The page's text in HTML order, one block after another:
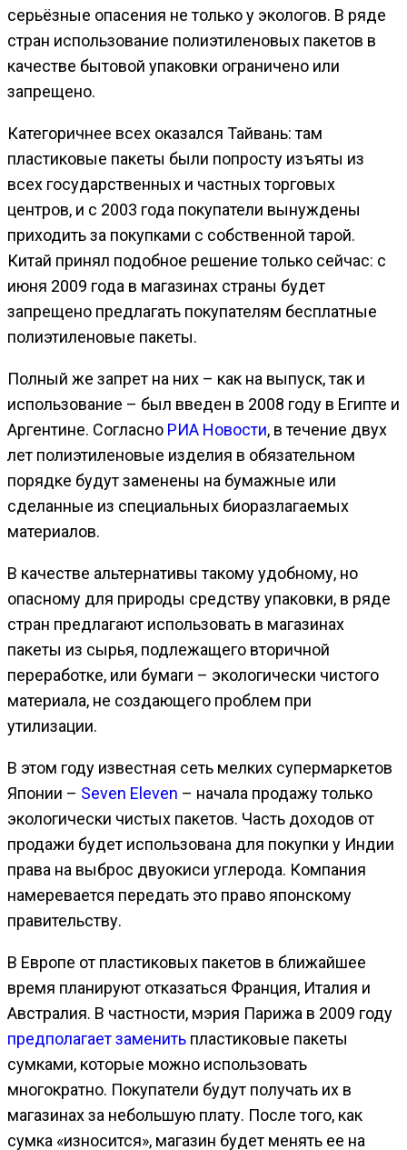
серьёзные опасения не только у экологов. В ряде
стран использование полиэтиленовых пакетов в
качестве бытовой упаковки ограничено или
запрещено.
Категоричнее всех оказался Тайвань: там
пластиковые пакеты были попросту изъяты из
всех государственных и частных торговых
центров, и с 2003 года покупатели вынуждены
приходить за покупками с собственной тарой.
Китай принял подобное решение только сейчас: с
июня 2009 года в магазинах страны будет
запрещено предлагать покупателям бесплатные
полиэтиленовые пакеты.
Полный же запрет на них – как на выпуск, так и
использование – был введен в 2008 году в Египте и
Аргентине. Согласно РИА Новости, в течение двух
лет полиэтиленовые изделия в обязательном
порядке будут заменены на бумажные или
сделанные из специальных биоразлагаемых
материалов.
В качестве альтернативы такому удобному, но
опасному для природы средству упаковки, в ряде
стран предлагают использовать в магазинах
пакеты из сырья, подлежащего вторичной
переработке, или бумаги – экологически чистого
материала, не создающего проблем при
утилизации.
В этом году известная сеть мелких супермаркетов
Японии – Seven Eleven – начала продажу только
экологически чистых пакетов. Часть доходов от
продажи будет использована для покупки у Индии
права на выброс двуокиси углерода. Компания
намеревается передать это право японскому
правительству.
В Европе от пластиковых пакетов в ближайшее
время планируют отказаться Франция, Италия и
Австралия. В частности, мэрия Парижа в 2009 году
предполагает заменить пластиковые пакеты
сумками, которые можно использовать
многократно. Покупатели будут получать их в
магазинах за небольшую плату. После того, как
сумка «износится», магазин будет менять ее на